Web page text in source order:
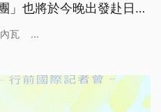
」也將於今晚出發赴日內
WHO健康無國界理念，
瓦 ...